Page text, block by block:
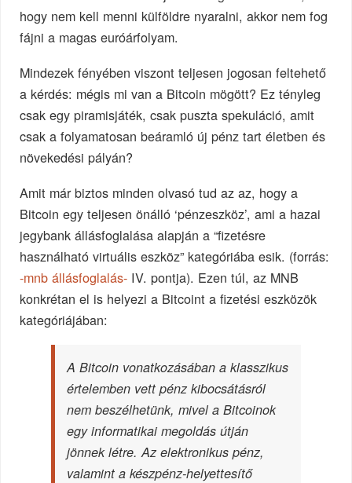
hogy nem kell menni külföldre nyaralni, akkor nem fog
fájni a magas euróárfolyam.
Mindezek fényében viszont teljesen jogosan feltehető
a kérdés: mégis mi van a Bitcoin mögött? Ez tényleg
csak egy piramisjáték, csak puszta spekuláció, amit
csak a folyamatosan beáramló új pénz tart életben és
növekedési pályán?
Amit már biztos minden olvasó tud az az, hogy a
Bitcoin egy teljesen önálló ‘pénzeszköz’, ami a hazai
jegybank állásfoglalása alapján a “fizetésre
használható virtuális eszköz” kategóriába esik. (forrás:
-mnb állásfoglalás- IV. pontja). Ezen túl, az MNB
konkrétan el is helyezi a Bitcoint a fizetési eszközök
kategóriájában:
A Bitcoin vonatkozásában a klasszikus
értelemben vett pénz kibocsátásról
nem beszélhetünk, mivel a Bitcoinok
egy informatikai megoldás útján
jönnek létre. Az elektronikus pénz,
valamint a készpénz-helyettesítő